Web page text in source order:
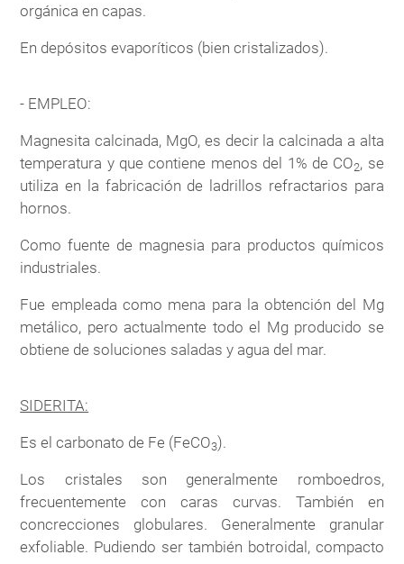
orgánica en capas.
En depósitos evaporíticos (bien cristalizados).
- EMPLEO:
Magnesita calcinada, MgO, es decir la calcinada a alta
temperatura y que contiene menos del 1% de CO2, se
utiliza en la fabricación de ladrillos refractarios para
hornos.
Como fuente de magnesia para productos químicos
industriales.
Fue empleada como mena para la obtención del Mg
metálico, pero actualmente todo el Mg producido se
obtiene de soluciones saladas y agua del mar.
SIDERITA:
Es el carbonato de Fe (FeCO3).
Los cristales son generalmente romboedros,
frecuentemente con caras curvas. También en
concrecciones globulares. Generalmente granular
exfoliable. Pudiendo ser también botroidal, compacto